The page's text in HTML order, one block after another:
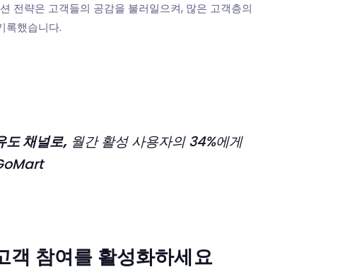
전략은 고객들의 공감을 불러일으켜, 많은 고객층의
록했습니다.
도 채널로, 월간 활성 사용자의 34%에게
참여를 활성화하세요